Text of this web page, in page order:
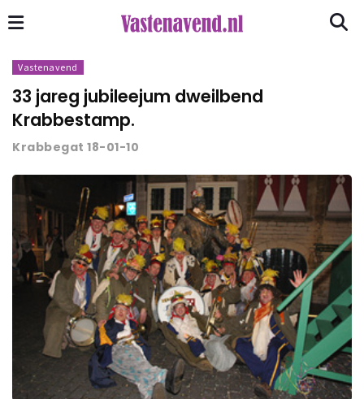
Vastenavend
33 jareg jubileejum dweilbend
Krabbestamp.
Krabbegat 18-01-10